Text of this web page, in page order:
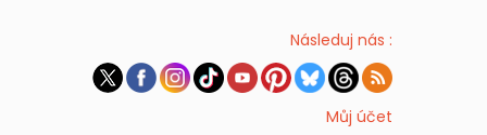
Následuj nás :
Můj účet